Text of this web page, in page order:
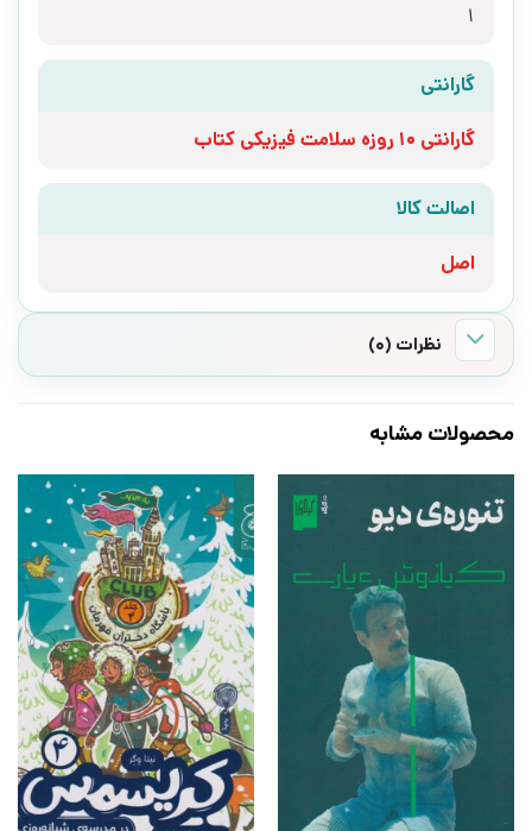
1
گارانتی
گارانتی 10 روزه سلامت فیزیکی کتاب
اصالت کالا
اصل
نظرات (0)
محصولات مشابه